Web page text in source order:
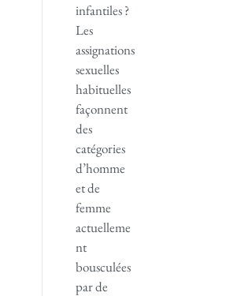
infantiles ?
Les
assignations
sexuelles
habituelles
façonnent
des
catégories
d’homme
et de
femme
actuelleme
nt
bousculées
par de